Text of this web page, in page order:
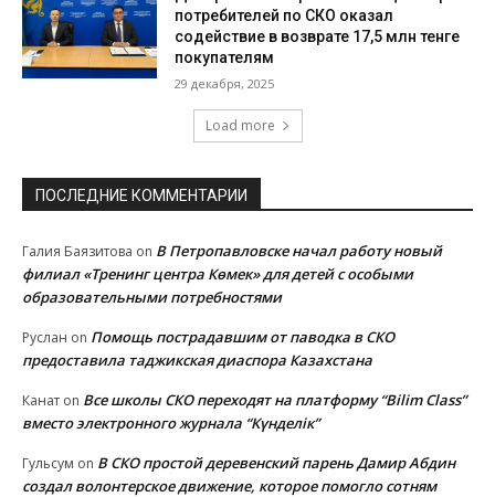
потребителей по СКО оказал
содействие в возврате 17,5 млн тенге
покупателям
29 декабря, 2025
Load more
ПОСЛЕДНИЕ КОММЕНТАРИИ
Галия Баязитова on В Петропавловске начал работу новый
филиал «Тренинг центра Көмек» для детей с особыми
образовательными потребностями
Руслан on Помощь пострадавшим от паводка в СКО
предоставила таджикская диаспора Казахстана
Канат on Все школы СКО переходят на платформу “Bilim Class”
вместо электронного журнала “Күнделік”
Гульсум on В СКО простой деревенский парень Дамир Абдин
создал волонтерское движение, которое помогло сотням